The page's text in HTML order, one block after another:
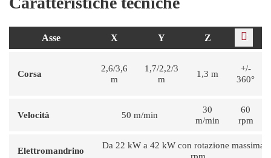
Asse X Y Z C
Corsa
2,6/3,6
m
1,7/2,2/3
m
1,3 m
+/-
360°
Velocità 50 m/min
30
m/min
60
rpm
Elettromandrino
Da 22 kW a 42 kW con rotazione massima
rpm